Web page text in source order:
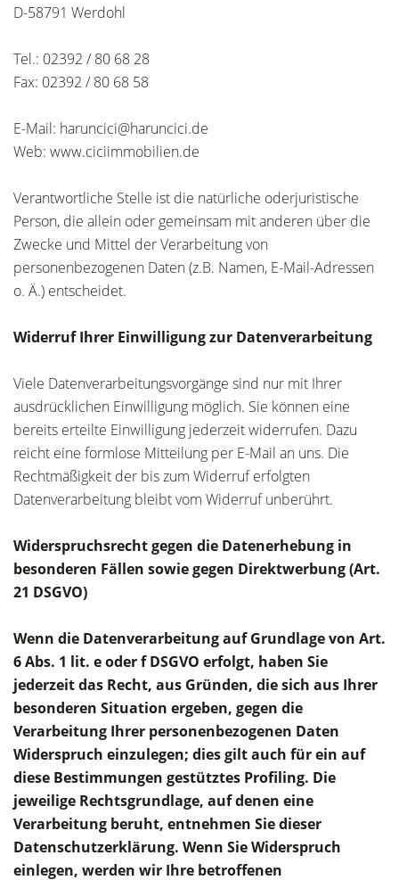
D-58791 Werdohl
Tel.: 02392 / 80 68 28
Fax: 02392 / 80 68 58
E-Mail: haruncici@haruncici.de
Web: www.ciciimmobilien.de
Verantwortliche Stelle ist die natürliche oderjuristische
Person, die allein oder gemeinsam mit anderen über die
Zwecke und Mittel der Verarbeitung von
personenbezogenen Daten (z.B. Namen, E-Mail-Adressen
o. Ä.) entscheidet.
Widerruf Ihrer Einwilligung zur Datenverarbeitung
Viele Datenverarbeitungsvorgänge sind nur mit Ihrer
ausdrücklichen Einwilligung möglich. Sie können eine
bereits erteilte Einwilligung jederzeit widerrufen. Dazu
reicht eine formlose Mitteilung per E-Mail an uns. Die
Rechtmäßigkeit der bis zum Widerruf erfolgten
Datenverarbeitung bleibt vom Widerruf unberührt.
Widerspruchsrecht gegen die Datenerhebung in
besonderen Fällen sowie gegen Direktwerbung (Art.
21 DSGVO)
Wenn die Datenverarbeitung auf Grundlage von Art.
6 Abs. 1 lit. e oder f DSGVO erfolgt, haben Sie
jederzeit das Recht, aus Gründen, die sich aus Ihrer
besonderen Situation ergeben, gegen die
Verarbeitung Ihrer personenbezogenen Daten
Widerspruch einzulegen; dies gilt auch für ein auf
diese Bestimmungen gestütztes Profiling. Die
jeweilige Rechtsgrundlage, auf denen eine
Verarbeitung beruht, entnehmen Sie dieser
Datenschutzerklärung. Wenn Sie Widerspruch
einlegen, werden wir Ihre betroffenen